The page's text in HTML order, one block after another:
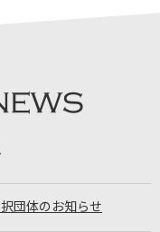
団体のお知らせ